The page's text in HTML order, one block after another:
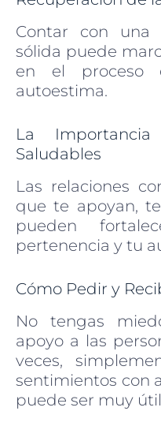
Contar con una
sólida puede
en el proceso
autoestima.
La
Saludables
Las relaciones
que te apoyan,
pueden
pertenencia y tu
Cómo Pedir y
No tengas
apoyo a las
veces,
sentimientos con
puede ser muy